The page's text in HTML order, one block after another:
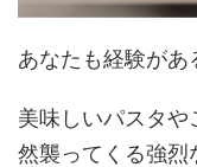
あなたも経験があ
美味しいパスタ
然襲ってくる強烈